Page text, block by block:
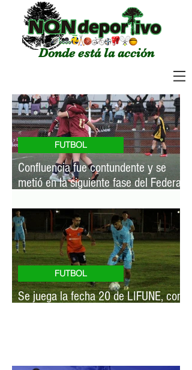
Donde está la acción
Confluencia fue contundente y se
metió en la siguiente fase del Federal
FUTBOL
Se juega la fecha 20 de LIFUNE, con
FUTBOL